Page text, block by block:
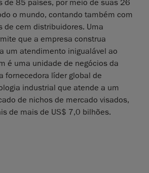
de 85 países, por meio de suas 26
o mundo, contando também com
de cem distribuidores. Uma
que a empresa construa
um atendimento inigualável ao
é uma unidade de negócios da
fornecedora líder global de
industrial que atende a um
de nichos de mercado visados,
de mais de US$ 7,0 bilhões.